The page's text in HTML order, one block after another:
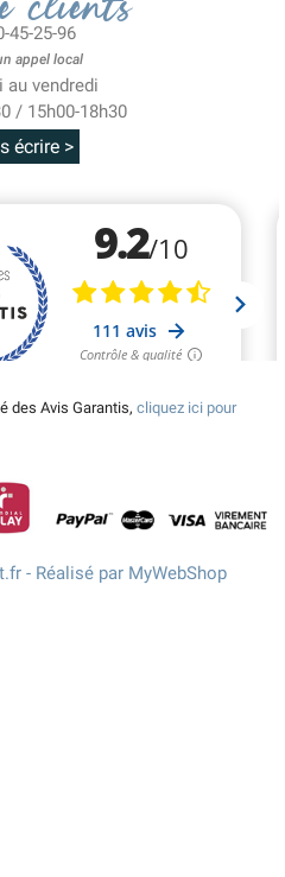
45-25-96
appel local
au vendredi
/ 15h00-18h30
écrire >
des Avis Garantis, cliquez ici pour
- Réalisé par MyWebShop